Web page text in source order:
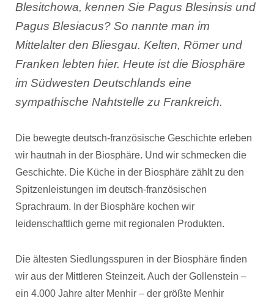
Blesitchowa, kennen Sie Pagus Blesinsis und
Pagus Blesiacus? So nannte man im
Mittelalter den Bliesgau. Kelten, Römer und
Franken lebten hier. Heute ist die Biosphäre
im Südwesten Deutschlands eine
sympathische Nahtstelle zu Frankreich.
Die bewegte deutsch-französische Geschichte erleben
wir hautnah in der Biosphäre. Und wir schmecken die
Geschichte. Die Küche in der Biosphäre zählt zu den
Spitzenleistungen im deutsch-französischen
Sprachraum. In der Biosphäre kochen wir
leidenschaftlich gerne mit regionalen Produkten.
Die ältesten Siedlungsspuren in der Biosphäre finden
wir aus der Mittleren Steinzeit. Auch der Gollenstein –
ein 4.000 Jahre alter Menhir – der größte Menhir